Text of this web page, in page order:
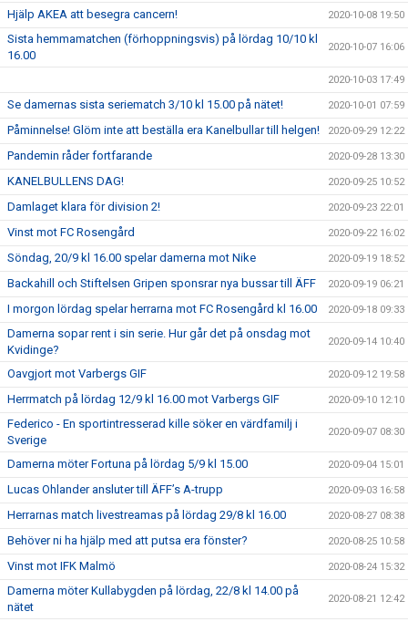
Hjälp AKEA att besegra cancern! 2020-10-08 19:50
Sista hemmamatchen (förhoppningsvis) på lördag 10/10 kl
16.00
2020-10-07 16:06
2020-10-03 17:49
Se damernas sista seriematch 3/10 kl 15.00 på nätet! 2020-10-01 07:59
Påminnelse! Glöm inte att beställa era Kanelbullar till helgen! 2020-09-29 12:22
Pandemin råder fortfarande 2020-09-28 13:30
KANELBULLENS DAG! 2020-09-25 10:52
Damlaget klara för division 2! 2020-09-23 22:01
Vinst mot FC Rosengård 2020-09-22 16:02
Söndag, 20/9 kl 16.00 spelar damerna mot Nike 2020-09-19 18:52
Backahill och Stiftelsen Gripen sponsrar nya bussar till ÄFF 2020-09-19 06:21
I morgon lördag spelar herrarna mot FC Rosengård kl 16.00 2020-09-18 09:33
Damerna sopar rent i sin serie. Hur går det på onsdag mot
Kvidinge?
2020-09-14 10:40
Oavgjort mot Varbergs GIF 2020-09-12 19:58
Herrmatch på lördag 12/9 kl 16.00 mot Varbergs GIF 2020-09-10 12:10
Federico - En sportintresserad kille söker en värdfamilj i
Sverige
2020-09-07 08:30
Damerna möter Fortuna på lördag 5/9 kl 15.00 2020-09-04 15:01
Lucas Ohlander ansluter till ÄFF’s A-trupp 2020-09-03 16:58
Herrarnas match livestreamas på lördag 29/8 kl 16.00 2020-08-27 08:38
Behöver ni ha hjälp med att putsa era fönster? 2020-08-25 10:58
Vinst mot IFK Malmö 2020-08-24 15:32
Damerna möter Kullabygden på lördag, 22/8 kl 14.00 på
nätet
2020-08-21 12:42